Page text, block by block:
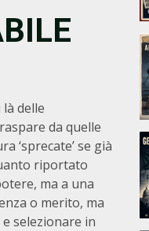
delle
da quelle
‘sprecate’ se già
riportato
ma a una
o merito, ma
selezionare in